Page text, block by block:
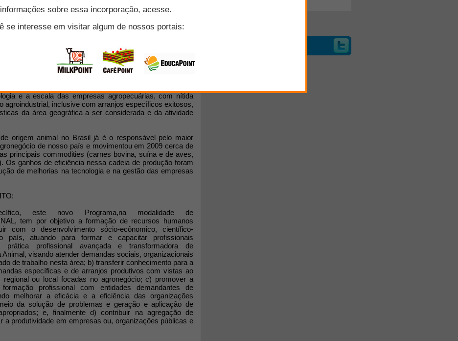
MESTRADO PROFISSIONAL DA FZEA/USP
de produtos de origem animal, que congregam a cadeia do
a década de 1980, passou por profundas transformações
e a escala das empresas agropecuárias, com nítida
agroindustrial, inclusive com arranjos específicos exitosos,
da área geográfica a ser considerada e da atividade
origem animal no Brasil já é o responsável pelo maior
de nosso país e movimentou em 2009 cerca de
principais commodities (carnes bovina, suína e de aves,
Os ganhos de eficiência nessa cadeia de produção foram
de melhorias na tecnologia e na gestão das empresas
este novo Programa,na modalidade de
tem por objetivo a formação de recursos humanos
com o desenvolvimento sócio-ecônomico, científico-
país, atuando para formar e capacitar profissionais
profissional avançada e transformadora de
visando atender demandas sociais, organizacionais
de trabalho nesta área; b) transferir conhecimento para a
específicas e de arranjos produtivos com vistas ao
regional ou local focadas no agronegócio; c) promover a
profissional com entidades demandantes de
melhorar a eficácia e a eficiência das organizações
da solução de problemas e geração e aplicação de
e, finalmente d) contribuir na agregação de
a produtividade em empresas ou, organizações públicas e